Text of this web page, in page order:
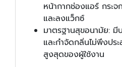
หน้ากากช่องแอร์ กระ
และลงแว็กซ์
มาตรฐานสุขอนามัย: มี
และกำจัดกลิ่นไม่พึงป
สูงสุดของผู้ใช้งาน